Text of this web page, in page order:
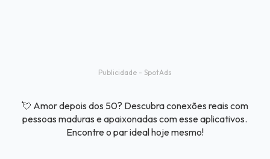
Publicidade - SpotAds
💘 Amor depois dos 50? Descubra conexões reais com
pessoas maduras e apaixonadas com esse aplicativos.
Encontre o par ideal hoje mesmo!